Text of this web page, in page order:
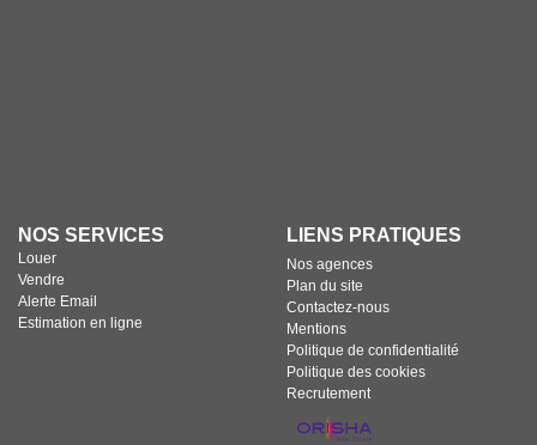
NOS SERVICES
Louer
Vendre
Alerte Email
Estimation en ligne
LIENS PRATIQUES
Nos agences
Plan du site
Contactez-nous
Mentions
Politique de confidentialité
Politique des cookies
Recrutement